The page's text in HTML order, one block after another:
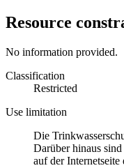
Resource
No information provided.
Classification
Restricted
Use limitation
Die
Darüber hinaus
auf der Internetseite